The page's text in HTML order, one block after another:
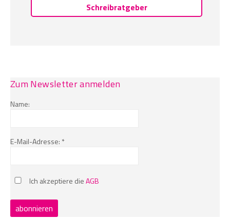
Schreibratgeber
Zum Newsletter anmelden
Name:
E-Mail-Adresse: *
Ich akzeptiere dieAGB